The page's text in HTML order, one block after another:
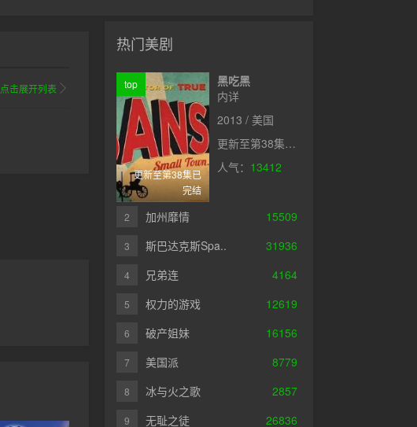
点击展开列表
热门美剧
更新至第38集已
完结
top
黑吃黑
内详
2013 / 美国
更新至第38集已完结
人气： 13412
2 加州靡情 15509
3 斯巴达克斯Spa.. 31936
4 兄弟连 4164
5 权力的游戏 12619
6 破产姐妹 16156
7 美国派 8779
8 冰与火之歌 2857
9 无耻之徒 26836